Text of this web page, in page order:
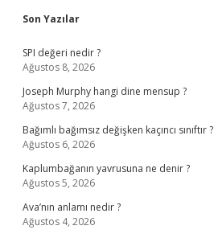
Sidebar
Son Yazılar
SPI değeri nedir ?
Ağustos 8, 2026
Joseph Murphy hangi dine mensup ?
Ağustos 7, 2026
Bağımlı bağımsız değişken kaçıncı sınıftır ?
Ağustos 6, 2026
Kaplumbağanın yavrusuna ne denir ?
Ağustos 5, 2026
Ava’nın anlamı nedir ?
Ağustos 4, 2026